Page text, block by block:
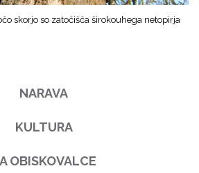
skorjo so zatočišča širokouhega netopirja
NARAVA
KULTURA
OBISKOVALCE